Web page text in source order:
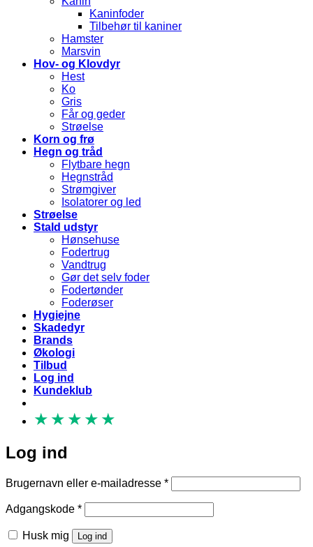
Kaninfoder
Tilbehør til kaniner
Hamster
Marsvin
Hov- og Klovdyr
Hest
Ko
Gris
Får og geder
Strøelse
Korn og frø
Hegn og tråd
Flytbare hegn
Hegnstråd
Strømgiver
Isolatorer og led
Strøelse
Stald udstyr
Hønsehuse
Fodertrug
Vandtrug
Gør det selv foder
Fodertønder
Foderøser
Hygiejne
Skadedyr
Brands
Økologi
Tilbud
Log ind
Kundeklub
★ ★ ★ ★ ★
Log ind
Brugernavn eller e-mailadresse *Påkrævet
Adgangskode *Påkrævet
Husk mig Log ind